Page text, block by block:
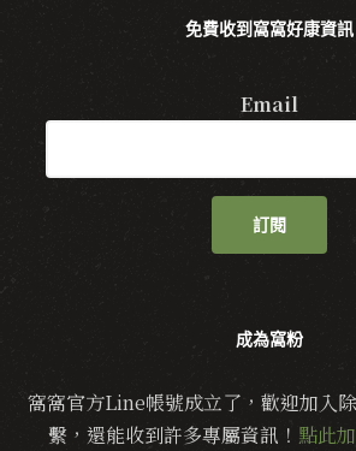
免費收到窩窩好康資訊
Email
訂閱
成為窩粉
窩窩官方Line帳號成立了，歡迎加入
繫，還能收到許多專屬資訊！ 點此